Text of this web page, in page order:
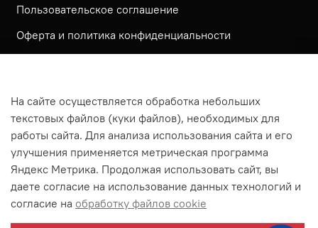
Пользовательское соглашение
Оферта и политика конфиденциальности
Согласие посетителя сайта на обработку
персональных данных
На сайте используется метрическая система ЯНДЕКС
МЕТРИКА
На сайте применяются рекомендательные технологии
Согласие на получение рассылки рекламно-
На сайте осуществляется обработка небольших
текстовых файлов (куки файлов), необходимых для
работы сайта. Для анализа использования сайта и его
улучшения применяется метрическая программа
Яндекс Метрика. Продолжая использовать сайт, вы
даете согласие на использование данных технологий и
согласие на обработку файлов cookie